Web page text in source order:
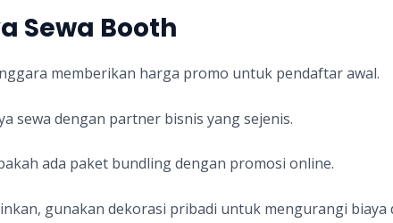
Sewa Booth
memberikan harga promo untuk pendaftar awal.
sewa dengan partner bisnis yang sejenis.
ada paket bundling dengan promosi online.
gunakan dekorasi pribadi untuk mengurangi biaya